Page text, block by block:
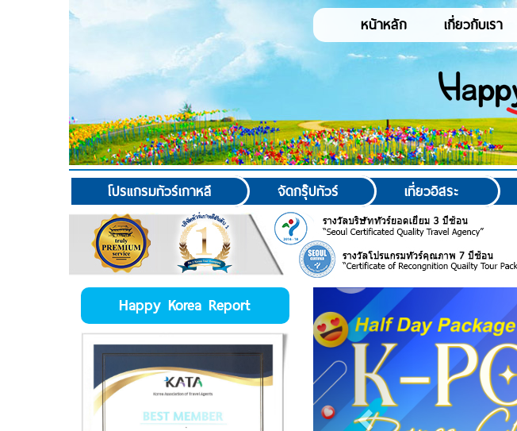
หน้าหลัก เกี่ยวกับเรา
โปรแกรมทัวร์เกาหลี จัดกรุ๊ปทัวร์ เที่ยวอิสระ
Happy Korea Report